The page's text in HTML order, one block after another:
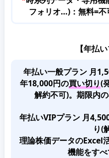
フォリオ…)：無料=
【年払
年払い一般プラン 月
年18,000円の買い切り(
解約不可)。期限内
年払いVIPプラン 月
り(
理論株価データのExcel
機能をすべ